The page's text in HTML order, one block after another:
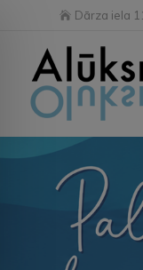
Dārza iela